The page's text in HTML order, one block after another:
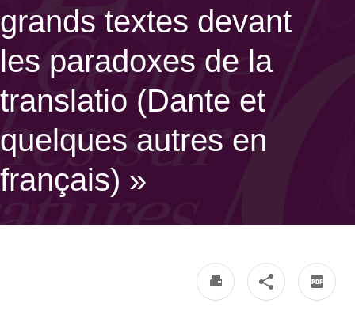
grands textes devant
les paradoxes de la
translatio (Dante et
quelques autres en
français) »